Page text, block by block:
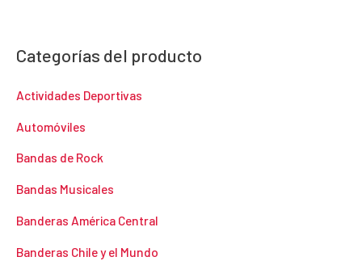
Categorías del producto
Actividades Deportivas
Automóviles
Bandas de Rock
Bandas Musicales
Banderas América Central
Banderas Chile y el Mundo